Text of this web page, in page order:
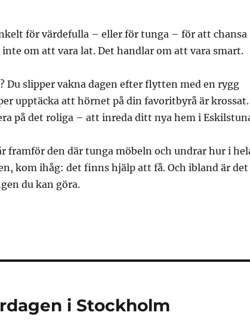
för värdefulla – eller för tunga – för att chansa
inte om att vara lat. Det handlar om att vara smart.
Du slipper vakna dagen efter flytten med en rygg
upptäcka att hörnet på din favoritbyrå är krossat.
på det roliga – att inreda ditt nya hem i
framför den där tunga möbeln och undrar hur i
kom ihåg: det finns hjälp att få. Och ibland är det
du kan göra.
i Stockholm